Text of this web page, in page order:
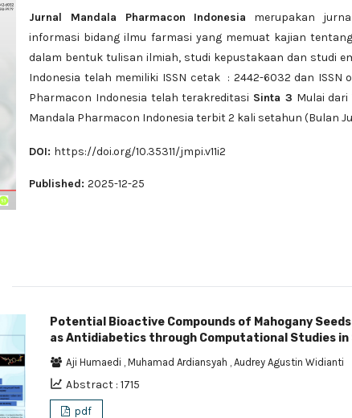
Jurnal Mandala Pharmacon Indonesia merupakan
informasi bidang ilmu farmasi yang memuat kajian
dalam bentuk tulisan ilmiah, studi kepustakaan dan studi
Indonesia telah memiliki ISSN cetak : 2442-6032dan ISSN
Pharmacon Indonesia telah terakreditasi Sinta 3 Mulai dari
Mandala Pharmacon Indonesia terbit 2 kali setahun (Bulan
DOI: https://doi.org/10.35311/jmpi.v11i2
Published: 2025-12-25
Potential Bioactive Compounds of Mahogany
as Antidiabetics through Computational Studies in
Aji Humaedi Muhamad Ardiansyah Audrey Agustin Widianti
Abstract : 1715
pdf